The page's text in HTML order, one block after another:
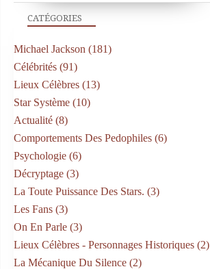
CATÉGORIES
Michael Jackson (181)
Célébrités (91)
Lieux Célèbres (13)
Star Système (10)
Actualité (8)
Comportements Des Pedophiles (6)
Psychologie (6)
Décryptage (3)
La Toute Puissance Des Stars. (3)
Les Fans (3)
On En Parle (3)
Lieux Célèbres - Personnages Historiques (2)
La Mécanique Du Silence (2)